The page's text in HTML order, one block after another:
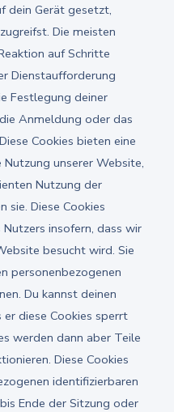
dein Gerät gesetzt,
Die meisten
auf Schritte
Dienstaufforderung
Festlegung deiner
Anmeldung oder das
Cookies bieten eine
unserer Website,
Nutzung der
sie. Diese Cookies
insofern, dass wir
besucht wird. Sie
personenbezogenen
Du kannst deinen
diese Cookies sperrt
werden dann aber Teile
Diese Cookies
identifizierbaren
Ende der Sitzung oder